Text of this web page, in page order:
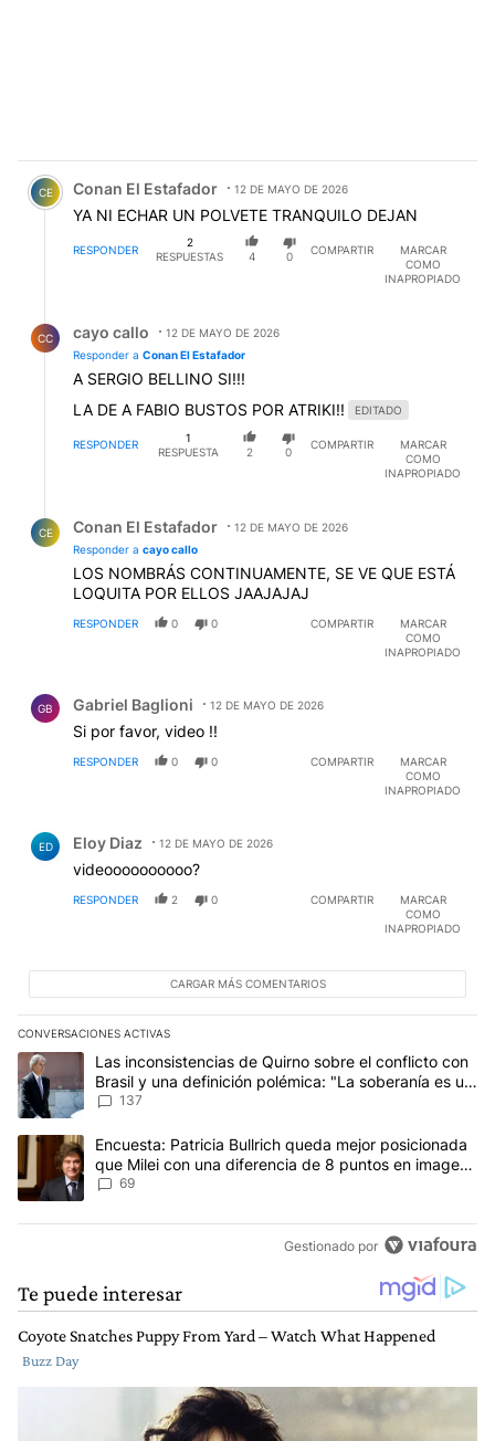
Comentario de Conan El Estafador.
CE Conan El Estafador 12 DE MAYO DE 2026
YA NI ECHAR UN POLVETE TRANQUILO DEJAN
RESPONDER
2
RESPUESTAS
4 0
COMPARTIR
MARCAR
COMO
INAPROPIADO
CC cayo callo
12 DE MAYO DE 2026
Responder a Conan El Estafador
A SERGIO BELLINO SI!!!
LA DE A FABIO BUSTOS POR ATRIKI!!
EDITADO
RESPONDER
1
RESPUESTA
2 0
COMPARTIR
MARCAR
COMO
INAPROPIADO
CE Conan El Estafador
12 DE MAYO DE 2026
Responder a cayo callo
LOS NOMBRÁS CONTINUAMENTE, SE VE QUE ESTÁ
LOQUITA POR ELLOS JAAJAJAJ
RESPONDER 0 0 COMPARTIR
MARCAR
COMO
INAPROPIADO
GB Gabriel Baglioni 12 DE MAYO DE 2026
Si por favor, video !!
RESPONDER 0 0 COMPARTIR
MARCAR
COMO
INAPROPIADO
ED Eloy Diaz 12 DE MAYO DE 2026
videoooooooooo?
RESPONDER 2 0 COMPARTIR
MARCAR
COMO
INAPROPIADO
CARGAR MÁS COMENTARIOS
CONVERSACIONES ACTIVAS
Este listado muestra los artículos con más comentarios en los
Un artículo de tendencia con el título "Las inconsistencias de
Las inconsistencias de Quirno sobre el conflicto con
Brasil y una definición polémica: "La soberanía es un
concepto antiguo"
137
Un artículo de tendencia con el título "Encuesta: Patricia
Encuesta: Patricia Bullrich queda mejor posicionada
que Milei con una diferencia de 8 puntos en imagen
negativa
69
Gestionado por